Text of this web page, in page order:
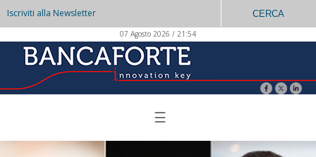
Iscriviti alla Newsletter CERCA
07 Agosto 2026 / 21:54
☰